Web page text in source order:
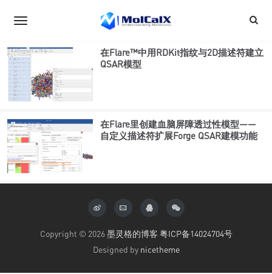
在Flare™中用RDKit指纹与2D描述符建立
QSAR模型
在Flare里创建血脑屏障透过性模型——
自定义描述符扩展Forge QSAR建模功能
Copyright © 2026墨灵格的博客 粤ICP备14024704号
Designed by nicetheme